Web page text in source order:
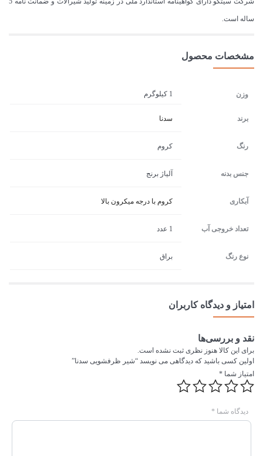
ساله است.
مشخصات محصول
وزن 1 کیلوگرم
برند سدنا
رنگ کروم
جنس بدنه آلیاژ برنج
آبکاری کروم با درجه میکرون بالا
تعداد خروجی آب 1 عدد
نوع رنگ براق
امتیاز و دیدگاه کاربران
نقد و بررسی‌ها
برای این کالا هنوز نظری ثبت نشده است.
اولین کسی باشید که دیدگاهی می نویسد “شیر ظرفشویی سدنا”
امتیاز شما *
دیدگاه شما *